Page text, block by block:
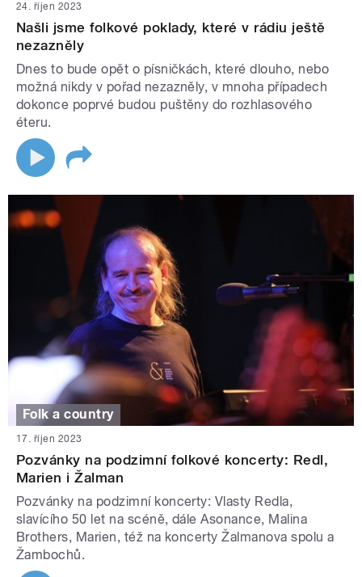
24. říjen 2023
Našli jsme folkové poklady, které v rádiu ještě
nezazněly
Dnes to bude opět o písničkách, které dlouho, nebo
možná nikdy v pořad nezazněly, v mnoha případech
dokonce poprvé budou puštěny do rozhlasového
éteru.
Folk a country
17. říjen 2023
Pozvánky na podzimní folkové koncerty: Redl,
Marien i Žalman
Pozvánky na podzimní koncerty: Vlasty Redla,
slavícího 50 let na scéně, dále Asonance, Malina
Brothers, Marien, též na koncerty Žalmanova spolu a
Žambochů.